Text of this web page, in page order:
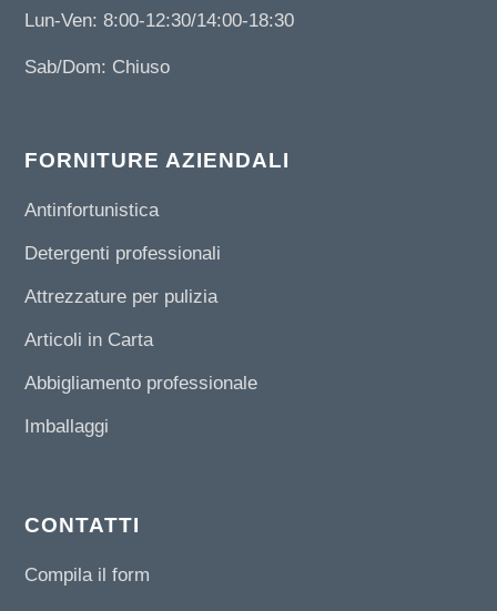
Lun-Ven: 8:00-12:30/14:00-18:30
Sab/Dom: Chiuso
FORNITURE AZIENDALI
Antinfortunistica
Detergenti professionali
Attrezzature per pulizia
Articoli in Carta
Abbigliamento professionale
Imballaggi
CONTATTI
Compila il form